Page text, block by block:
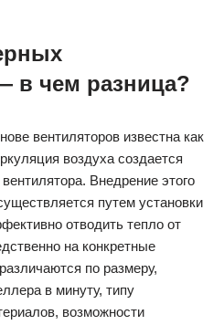
в чем разница?
вентиляторов известна как
воздуха создается
Внедрение этого
путем установки
отводить тепло от
на конкретные
по размеру,
в минуту, типу
возможности